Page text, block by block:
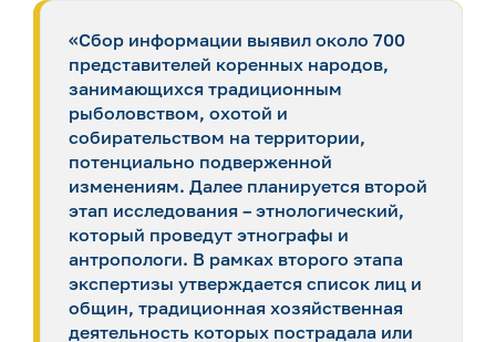
«Сбор информации выявил около 700
представителей коренных народов,
занимающихся традиционным
рыболовством, охотой и
собирательством на территории,
потенциально подверженной
изменениям. Далее планируется второй
этап исследования – этнологический,
который проведут этнографы и
антропологи. В рамках второго этапа
экспертизы утверждается список лиц и
общин, традиционная хозяйственная
деятельность которых пострадала или